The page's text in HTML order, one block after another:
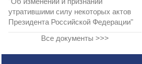
утратившими силу некоторых актов
Президента Российской Федерации"
Все документы >>>